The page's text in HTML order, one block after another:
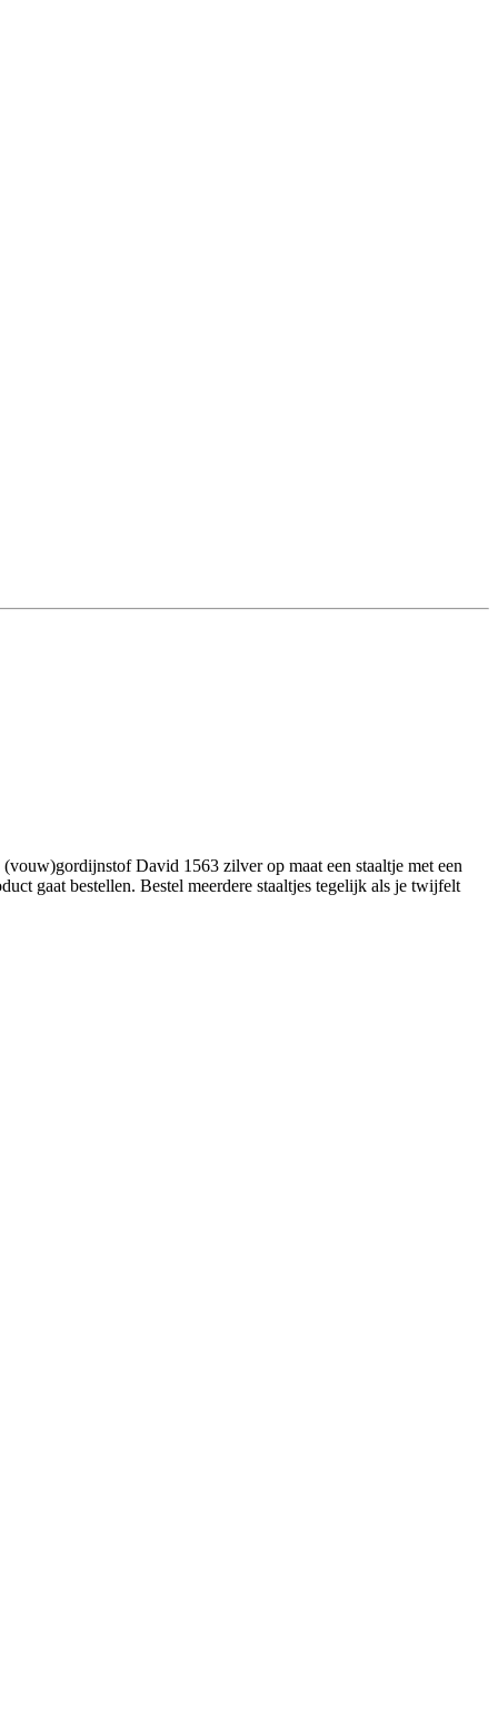
David 1563 zilver op maat een staaltje met een
gaat bestellen. Bestel meerdere staaltjes tegelijk als je twijfelt